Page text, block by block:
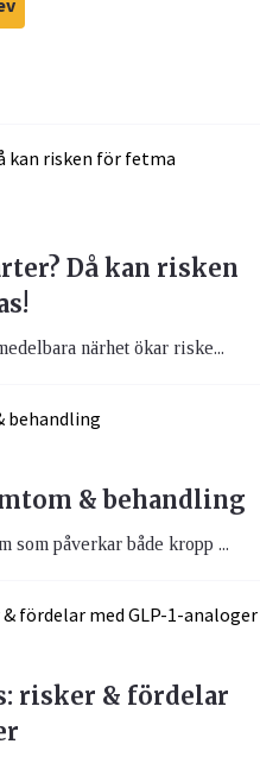
Då kan risken
närhet ökar riske...
& behandling
som påverkar både kropp ...
risker & fördelar